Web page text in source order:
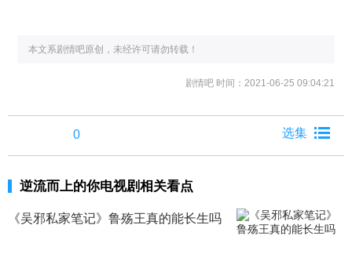
本文系剧情吧原创，未经许可请勿转载！
剧情吧时间：2021-06-25 09:04:21
0
逆流而上的你电视剧相关看点
《吴邪私家笔记》鲁殇王真的能长生吗